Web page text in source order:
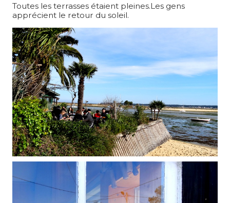
Toutes les terrasses étaient pleines.Les gens
apprécient le retour du soleil.